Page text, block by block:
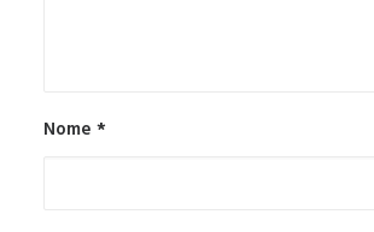
Nome *